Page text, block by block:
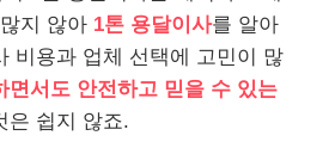
지 않아 1톤 용달이사를 알아
비용과 업체 선택에 고민이 많
면서도 안전하고 믿을 수 있는
은 쉽지 않죠.